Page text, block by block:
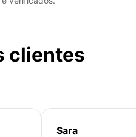
clientes
Sara